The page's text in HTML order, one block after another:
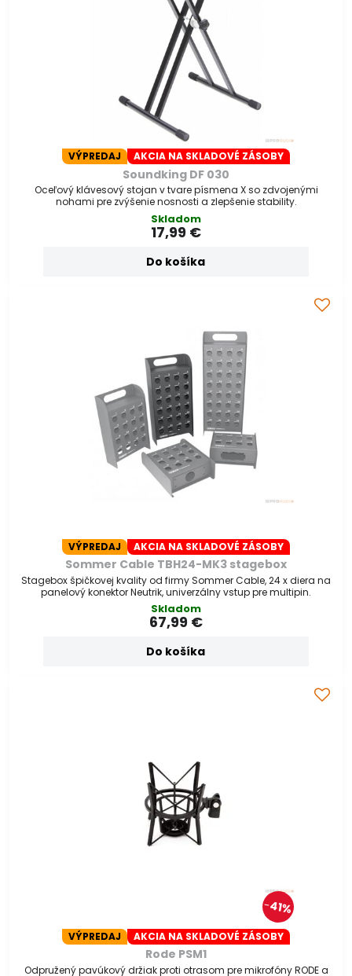
VÝPREDAJ AKCIA NA SKLADOVÉ ZÁSOBY
Soundking DF 030
Oceľový klávesový stojan v tvare písmena X so zdvojenými
nohami pre zvýšenie nosnosti a zlepšenie stability.
Skladom
17,99 €
Do košíka
VÝPREDAJ AKCIA NA SKLADOVÉ ZÁSOBY
Sommer Cable TBH24-MK3 stagebox
Stagebox špičkovej kvality od firmy Sommer Cable, 24 x diera na
panelový konektor Neutrik, univerzálny vstup pre multipin.
Skladom
67,99 €
Do košíka
41%
VÝPREDAJ AKCIA NA SKLADOVÉ ZÁSOBY
Rode PSM1
Odpružený pavúkový držiak proti otrasom pre mikrofóny RODE a